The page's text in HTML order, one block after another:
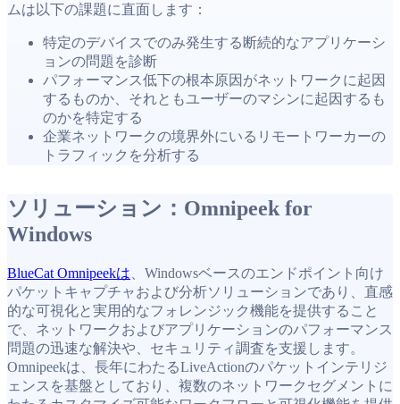
ムは以下の課題に直面します：
特定のデバイスでのみ発生する断続的なアプリケーシ
ョンの問題を診断
パフォーマンス低下の根本原因がネットワークに起因
するものか、それともユーザーのマシンに起因するも
のかを特定する
企業ネットワークの境界外にいるリモートワーカーの
トラフィックを分析する
ソリューション：Omnipeek for
Windows
BlueCat Omnipeekは 、Windowsベースのエンドポイント向け
パケットキャプチャおよび分析ソリューションであり、直感
的な可視化と実用的なフォレンジック機能を提供すること
で、ネットワークおよびアプリケーションのパフォーマンス
問題の迅速な解決や、セキュリティ調査を支援します。
Omnipeekは、長年にわたるLiveActionのパケットインテリジ
ェンスを基盤としており、複数のネットワークセグメントに